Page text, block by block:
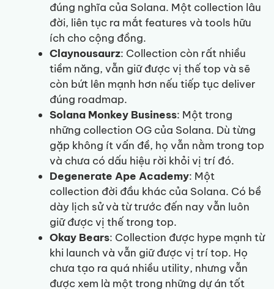
đúng nghĩa của Solana. Một collection lâu
đời, liên tục ra mắt features và tools hữu
ích cho cộng đồng.
Claynousaurz: Collection còn rất nhiều
tiềm năng, vẫn giữ được vị thế top và sẽ
còn bứt lên mạnh hơn nếu tiếp tục deliver
đúng roadmap.
Solana Monkey Business: Một trong
những collection OG của Solana. Dù từng
gặp không ít vấn đề, họ vẫn nằm trong top
và chưa có dấu hiệu rời khỏi vị trí đó.
Degenerate Ape Academy: Một
collection đời đầu khác của Solana. Có bề
dày lịch sử và từ trước đến nay vẫn luôn
giữ được vị thế trong top.
Okay Bears: Collection được hype mạnh từ
khi launch và vẫn giữ được vị trí top. Họ
chưa tạo ra quá nhiều utility, nhưng vẫn
được xem là một trong những dự án tốt